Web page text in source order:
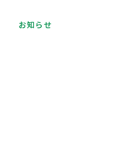
お知らせ